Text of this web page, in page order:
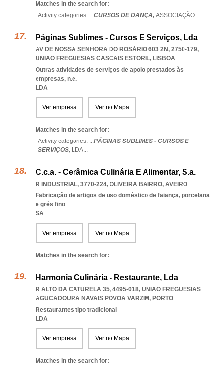
Matches in the search for:
Activity categories: ...CURSOS DE DANÇA, ASSOCIAÇÃO...
Páginas Sublimes - Cursos E Serviços, Lda
AV DE NOSSA SENHORA DO ROSÁRIO 603 2N, 2750-179,
UNIAO FREGUESIAS CASCAIS ESTORIL, LISBOA
Outras atividades de serviços de apoio prestados às
empresas, n.e.
LDA
Ver empresa Ver no Mapa
Matches in the search for:
Activity categories: ...PÁGINAS SUBLIMES - CURSOS E
SERVIÇOS, LDA...
C.c.a. - Cerâmica Culinária E Alimentar, S.a.
R INDUSTRIAL, 3770-224, OLIVEIRA BAIRRO, AVEIRO
Fabricação de artigos de uso doméstico de faiança, porcelana
e grés fino
SA
Ver empresa Ver no Mapa
Matches in the search for:
Harmonia Culinária - Restaurante, Lda
R ALTO DA CATURELA 35, 4495-018, UNIAO FREGUESIAS
AGUCADOURA NAVAIS POVOA VARZIM, PORTO
Restaurantes tipo tradicional
LDA
Ver empresa Ver no Mapa
Matches in the search for: